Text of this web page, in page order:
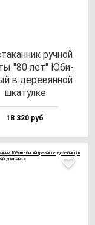
руч­ной
"80 лет" Юби­
в де­ре­вян­ной
шка­тул­ке
18 320 руб